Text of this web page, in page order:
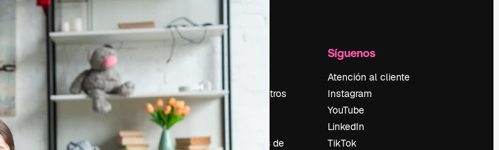
Productos
Spaces
Asistente de IA
Generador de
imágenes
Generador de
Información útil
Academy
Documentación
Soporte
Términos de uso
Política de
Sobre nosotros
Tendencias de
Síguenos
Atención al cliente
Instagram
YouTube
LinkedIn
TikTok